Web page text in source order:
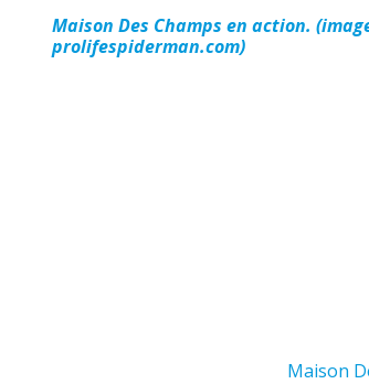
Maison Des Champs en action.
prolifespiderman.com)
Maison